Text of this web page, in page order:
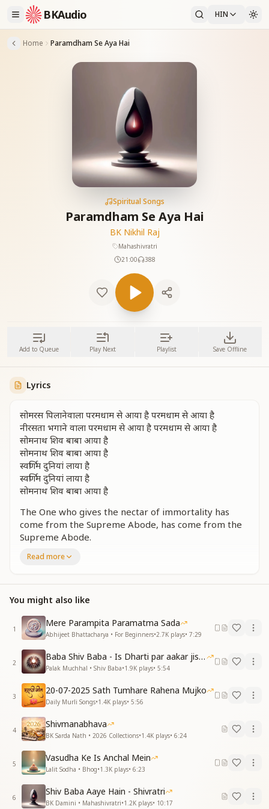
BKAudio HIN
Home Paramdham Se Aya Hai
Spiritual Songs
Paramdham Se Aya Hai
BK Nikhil Raj
Mahashivratri
21:00
388
Add to Queue Play Next Playlist Save Offline
Lyrics
सोमरस पिलानेवाला परमधाम से आया है परमधाम से आया है
नीरसता भगाने वाला परमधाम से आया है परमधाम से आया है
सोमनाथ शिव बाबा आया है
सोमनाथ शिव बाबा आया है
स्वर्णिम दुनियां लाया है
स्वर्णिम दुनियां लाया है
सोमनाथ शिव बाबा आया है
The One who gives the nectar of immortality has
come from the Supreme Abode, has come from the
Supreme Abode.
from the Supreme Abode, has come from the
Somnath Shiv Baba has come.
Somnath Shiv Baba has come.
He has brought the Golden World.
He has brought the Golden World.
Somnath Shiv Baba has come.
कांटों से खुशबुदार फूल बनानेवाले
बबूलनाथ बबूलनाथ बबूलनाथ
कांटों से खुशबुदार फूल बनानेवाले
बबूलनाथ बबूलनाथ बबूलनाथ
The One who transforms thorns into fragrant
flowers —
Babulnath, Babulnath, Babulnath.
The One who turns thorns into fragrant blossoms —
Babulnath, Babulnath, Babulnath.
भूलों को माफ करने वाले भोलेनाथ केदारनाथ
दुःख अशांति की कैद से हमको छुड़ाने आए केदारनाथ
Read more
You might also like
1
Mere Parampita Paramatma Sada
Abhijeet Bhattacharya • For Beginners•2.7K plays• 7:29
2
Baba Shiv Baba - Is Dharti par aakar jisne
Palak Muchhal • Shiv Baba•1.9K plays• 5:54
3
20-07-2025 Sath Tumhare Rahena Mujko
Daily Murli Songs•1.4K plays• 5:56
4
Shivmanabhava
BK Sarda Nath • 2026 Collections•1.4K plays• 6:24
5
Vasudha Ke Is Anchal Mein
Lalit Sodha • Bhog•1.3K plays• 6:23
6
Shiv Baba Aaye Hain - Shivratri
BK Damini • Mahashivratri•1.2K plays• 10:17